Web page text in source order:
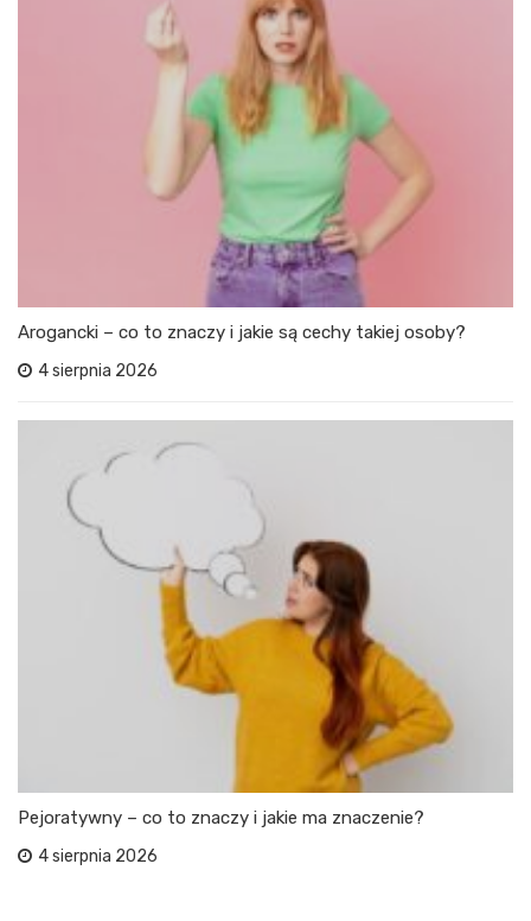
Arogancki – co to znaczy i jakie są cechy takiej osoby?
4 sierpnia 2026
Pejoratywny – co to znaczy i jakie ma znaczenie?
4 sierpnia 2026